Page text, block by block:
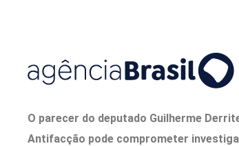
O parecer do deputado Guilherme
Antifacção pode comprometer